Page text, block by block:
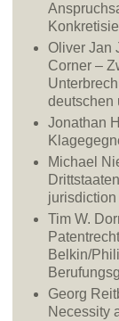
Oliver Jan
Corner –
deutschen
Jonathan
Michael
Tim W.
Belkin/
Georg
Necessity